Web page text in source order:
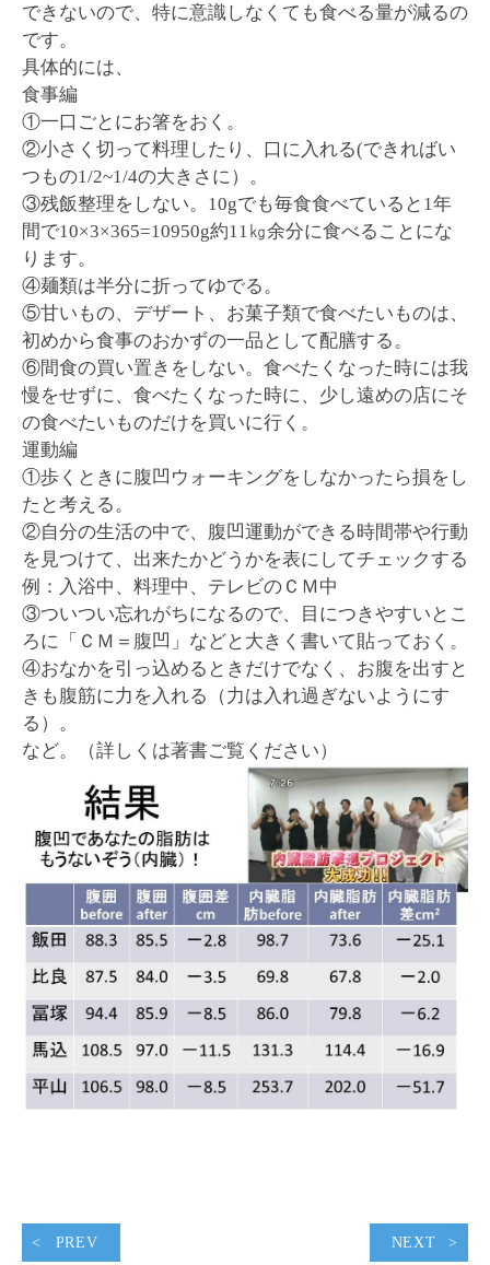
できないので、特に意識しなくても食べる量が減るの
です。
具体的には、
食事編
①一口ごとにお箸をおく。
②小さく切って料理したり、口に入れる(できればい
つもの1/2~1/4の大きさに）。
③残飯整理をしない。10gでも毎食食べていると1年
間で10×3×365=10950g約11㎏余分に食べることにな
ります。
④麺類は半分に折ってゆでる。
⑤甘いもの、デザート、お菓子類で食べたいものは、
初めから食事のおかずの一品として配膳する。
⑥間食の買い置きをしない。食べたくなった時には我
慢をせずに、食べたくなった時に、少し遠めの店にそ
の食べたいものだけを買いに行く。
運動編
①歩くときに腹凹ウォーキングをしなかったら損をし
たと考える。
②自分の生活の中で、腹凹運動ができる時間帯や行動
を見つけて、出来たかどうかを表にしてチェックする
例：入浴中、料理中、テレビのＣＭ中
③ついつい忘れがちになるので、目につきやすいとこ
ろに「ＣＭ＝腹凹」などと大きく書いて貼っておく。
④おなかを引っ込めるときだけでなく、お腹を出すと
きも腹筋に力を入れる（力は入れ過ぎないようにす
る）。
など。（詳しくは著書ご覧ください）
PREV NEXT